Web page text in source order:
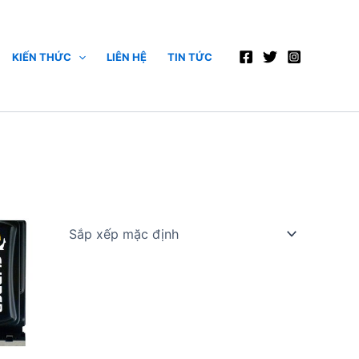
KIẾN THỨC LIÊN HỆ TIN TỨC